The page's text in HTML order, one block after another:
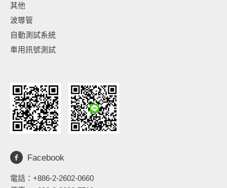
其他
波導管
自動測試系統
車用訊號測試
Facebook
電話： +886-2-2602-0660